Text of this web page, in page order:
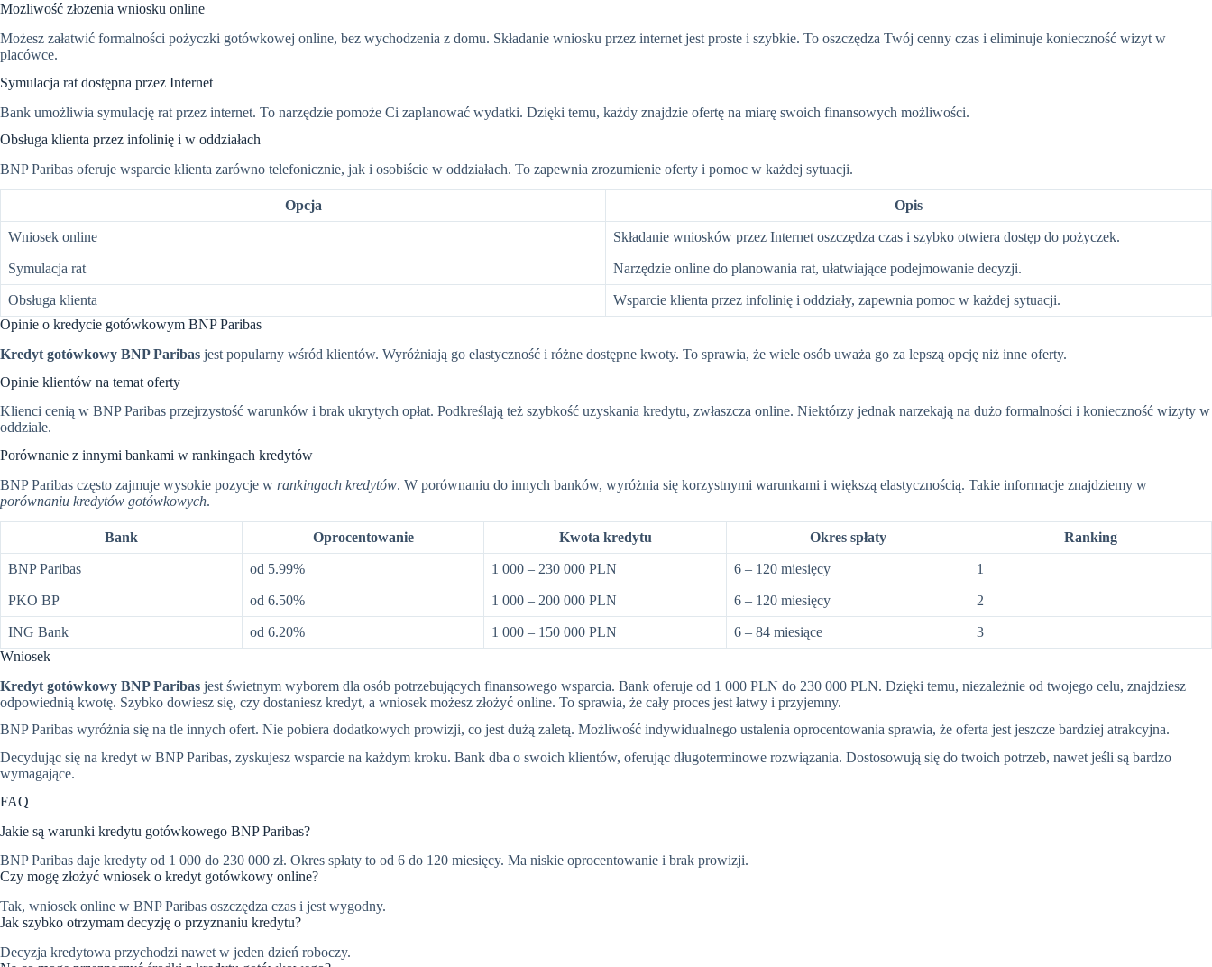
Możliwość złożenia wniosku online
Możesz załatwić formalności pożyczki gotówkowej online, bez wychodzenia z domu. Składanie wniosku przez internet jest proste i szybkie. To oszczędza Twój cenny czas i eliminuje konieczność wizyt w
placówce.
Symulacja rat dostępna przez Internet
Bank umożliwia symulację rat przez internet. To narzędzie pomoże Ci zaplanować wydatki. Dzięki temu, każdy znajdzie ofertę na miarę swoich finansowych możliwości.
Obsługa klienta przez infolinię i w oddziałach
BNP Paribas oferuje wsparcie klienta zarówno telefonicznie, jak i osobiście w oddziałach. To zapewnia zrozumienie oferty i pomoc w każdej sytuacji.
Opcja Opis
Wniosek online Składanie wniosków przez Internet oszczędza czas i szybko otwiera dostęp do pożyczek.
Symulacja rat Narzędzie online do planowania rat, ułatwiające podejmowanie decyzji.
Obsługa klienta
Wsparcie klienta przez infolinię i oddziały, zapewnia pomoc w każdej sytuacji.
Opinie o kredycie gotówkowym BNP Paribas
Kredyt gotówkowy BNP Paribas jest popularny wśród klientów. Wyróżniają go elastyczność i różne dostępne kwoty. To sprawia, że wiele osób uważa go za lepszą opcję niż inne oferty.
Opinie klientów na temat oferty
Klienci cenią w BNP Paribas przejrzystość warunków i brak ukrytych opłat. Podkreślają też szybkość uzyskania kredytu, zwłaszcza online. Niektórzy jednak narzekają na dużo formalności i konieczność wizyty w
oddziale.
Porównanie z innymi bankami w rankingach kredytów
BNP Paribas często zajmuje wysokie pozycje w rankingach kredytów. W porównaniu do innych banków, wyróżnia się korzystnymi warunkami i większą elastycznością. Takie informacje znajdziemy w
porównaniu kredytów gotówkowych.
Bank Oprocentowanie Kwota kredytu Okres spłaty Ranking
BNP Paribas od 5.99% 1 000 – 230 000 PLN 6 – 120 miesięcy 1
PKO BP od 6.50% 1 000 – 200 000 PLN 6 – 120 miesięcy 2
ING Bank od 6.20% 1 000 – 150 000 PLN 6 – 84 miesiące
3
Wniosek
Kredyt gotówkowy BNP Paribas jest świetnym wyborem dla osób potrzebujących finansowego wsparcia. Bank oferuje od 1 000 PLN do 230 000 PLN. Dzięki temu, niezależnie od twojego celu, znajdziesz
odpowiednią kwotę. Szybko dowiesz się, czy dostaniesz kredyt, a wniosek możesz złożyć online. To sprawia, że cały proces jest łatwy i przyjemny.
BNP Paribas wyróżnia się na tle innych ofert. Nie pobiera dodatkowych prowizji, co jest dużą zaletą. Możliwość indywidualnego ustalenia oprocentowania sprawia, że oferta jest jeszcze bardziej atrakcyjna.
Decydując się na kredyt w BNP Paribas, zyskujesz wsparcie na każdym kroku. Bank dba o swoich klientów, oferując długoterminowe rozwiązania. Dostosowują się do twoich potrzeb, nawet jeśli są bardzo
wymagające.
FAQ
Jakie są warunki kredytu gotówkowego BNP Paribas?
BNP Paribas daje kredyty od 1 000 do 230 000 zł. Okres spłaty to od 6 do 120 miesięcy. Ma niskie oprocentowanie i brak prowizji.
Czy mogę złożyć wniosek o kredyt gotówkowy online?
Tak, wniosek online w BNP Paribas oszczędza czas i jest wygodny.
Jak szybko otrzymam decyzję o przyznaniu kredytu?
Decyzja kredytowa przychodzi nawet w jeden dzień roboczy.